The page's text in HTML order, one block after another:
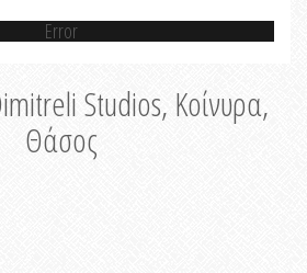
Error
Studios, Κοίνυρα,
Θάσος